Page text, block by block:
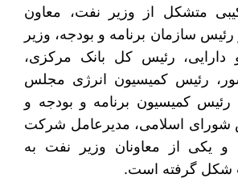
متشکل از وزیر نفت، معاون
سازمان برنامه و بودجه، وزیر
دارایی، رئیس کل بانک مرکزی،
رئیس کمیسیون انرژی مجلس
کمیسیون برنامه و بودجه و
اسلامی، مدیرعامل شرکت
و یکی از معاونان وزیر نفت به
شکل گرفته است.